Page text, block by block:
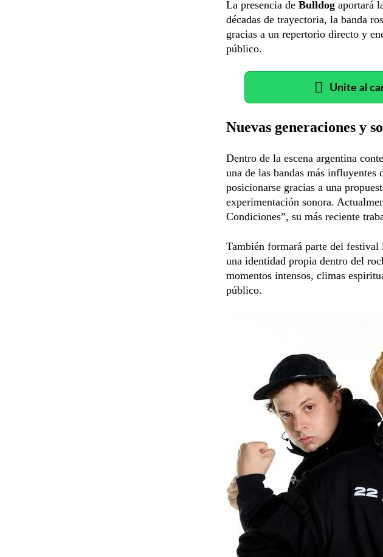
La presencia de Bulldog aportará
décadas de trayectoria, la banda
gracias a un repertorio directo y
público.
Unite al
Nuevas generaciones y
Dentro de la escena argentina
una de las bandas más
posicionarse gracias a una
experimentación sonora.
Condiciones”, su más reciente
También formará parte del festival
una identidad propia dentro del
momentos intensos, climas
público.